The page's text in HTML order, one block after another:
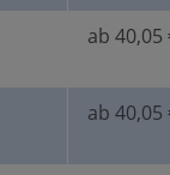
ab 40,05
ab 40,05